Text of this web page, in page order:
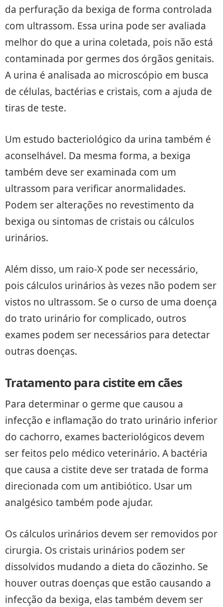
da perfuração da bexiga de forma controlada
com ultrassom. Essa urina pode ser avaliada
melhor do que a urina coletada, pois não está
contaminada por germes dos órgãos genitais.
A urina é analisada ao microscópio em busca
de células, bactérias e cristais, com a ajuda de
tiras de teste.
Um estudo bacteriológico da urina também é
aconselhável. Da mesma forma, a bexiga
também deve ser examinada com um
ultrassom para verificar anormalidades.
Podem ser alterações no revestimento da
bexiga ou sintomas de cristais ou cálculos
urinários.
Além disso, um raio-X pode ser necessário,
pois cálculos urinários às vezes não podem ser
vistos no ultrassom. Se o curso de uma doença
do trato urinário for complicado, outros
exames podem ser necessários para detectar
outras doenças.
Tratamento para cistite em cães
Para determinar o germe que causou a
infecção e inflamação do trato urinário inferior
do cachorro, exames bacteriológicos devem
ser feitos pelo médico veterinário. A bactéria
que causa a cistite deve ser tratada de forma
direcionada com um antibiótico. Usar um
analgésico também pode ajudar.
Os cálculos urinários devem ser removidos por
cirurgia. Os cristais urinários podem ser
dissolvidos mudando a dieta do cãozinho. Se
houver outras doenças que estão causando a
infecção da bexiga, elas também devem ser